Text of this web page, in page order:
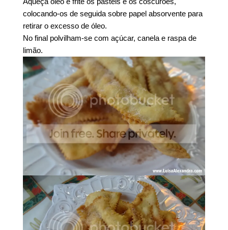
colocando-os de seguida sobre papel absorvente para
retirar o excesso de óleo.
No final polvilham-se com açúcar, canela e raspa de
limão.